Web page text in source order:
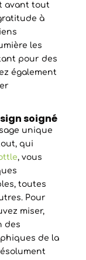
avant tout
à
les
pour des
également
soigné
unique
qui
, vous
toutes
Pour
miser,
des
de la